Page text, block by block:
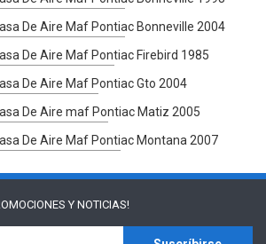
De Aire Maf Pontiac Bonneville 2004
De Aire Maf Pontiac Firebird 1985
De Aire Maf Pontiac Gto 2004
De Aire maf Pontiac Matiz 2005
De Aire Maf Pontiac Montana 2007
Y NOTICIAS!